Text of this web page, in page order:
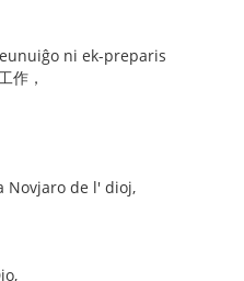
ni ek-preparis
作，
Novjaro de l' dioj,